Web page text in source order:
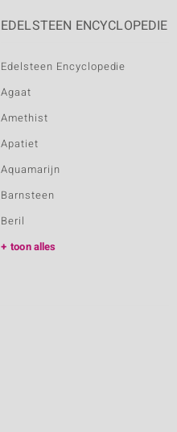
EDELSTEEN ENCYCLOPEDIE
Edelsteen Encyclopedie
Agaat
Amethist
Apatiet
Aquamarijn
Barnsteen
Beril
toon alles